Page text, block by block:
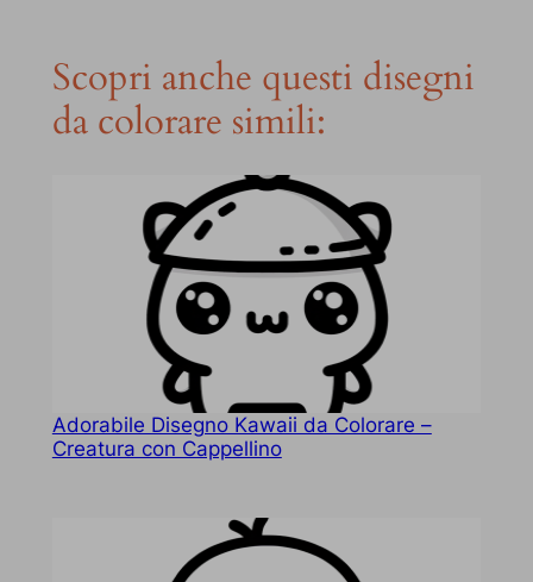
Scopri anche questi disegni
da colorare simili:
Adorabile Disegno Kawaii da Colorare –
Creatura con Cappellino